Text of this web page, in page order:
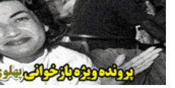
همه آقای دوربینی شده‌ایم!
قصه ناتمام سرویس مدارس
آیا مقاومت فلسطین خلع‌سلاح می‌شود؟